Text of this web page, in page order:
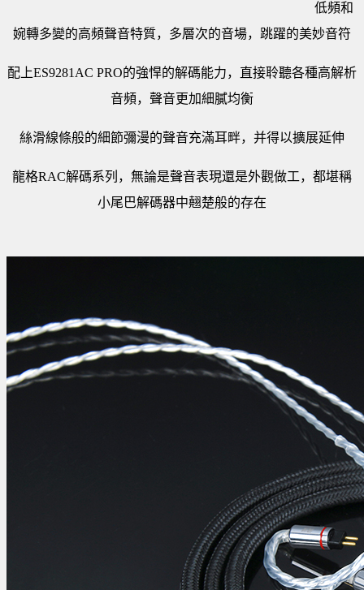
低頻和
婉轉多變的高頻聲音特質，多層次的音場，跳躍的美妙音符
配上ES9281AC PRO的強悍的解碼能力，直接聆聽各種高解析
音頻，聲音更加細膩均衡
絲滑線條般的細節彌漫的聲音充滿耳畔，并得以擴展延伸
龍格RAC解碼系列，無論是聲音表現還是外觀做工，都堪稱
小尾巴解碼器中翹楚般的存在